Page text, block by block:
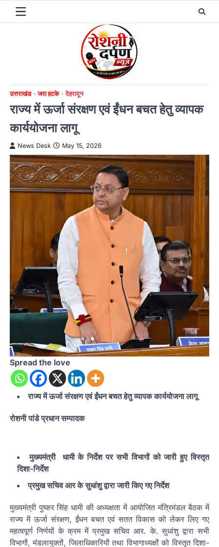
उत्तराखंड जरा हटके देहरादून
राज्य में ऊर्जा संरक्षण एवं ईंधन बचत हेतु व्यापक
कार्ययोजना लागू
News Desk May 15, 2026
Spread the love
राज्य में ऊर्जा संरक्षण एवं ईंधन बचत हेतु व्यापक कार्ययोजना लागू
रोशनी पांडे प्रधान सम्पादक
मुख्यमंत्री धामी के निर्देश पर सभी विभागों को जारी हुए विस्तृत
दिशा-निर्देश
प्रमुख सचिव आर के सुधांशु द्वारा जारी किए गए निर्देश
मुख्यमंत्री पुष्कर सिंह धामी की अध्यक्षता में आयोजित मंत्रिमंडल बैठक में
राज्य में ऊर्जा संरक्षण, ईंधन बचत एवं सतत विकास को लेकर लिए गए
महत्वपूर्ण निर्णयों के क्रम में प्रमुख सचिव आर. के. सुधांशु द्वारा सभी
विभागों, मंडलायुक्तों, जिलाधिकारियों तथा विभागाध्यक्षों को विस्तृत दिशा-